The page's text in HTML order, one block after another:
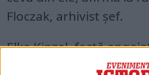
Floczak, arhivist șef.
Elke Kinzel, fostă
petrecut 25 de ani